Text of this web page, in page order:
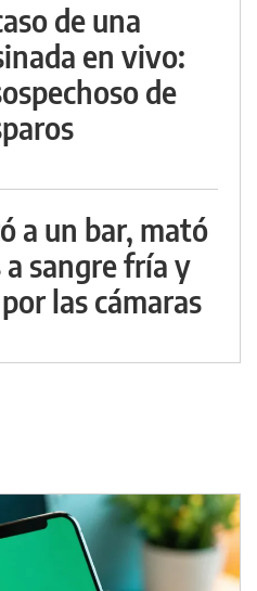
de una
en vivo:
de
a un bar, mató
a sangre fría y
las cámaras